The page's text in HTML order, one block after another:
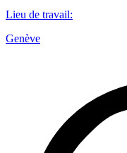
Lieu de travail:
Genève